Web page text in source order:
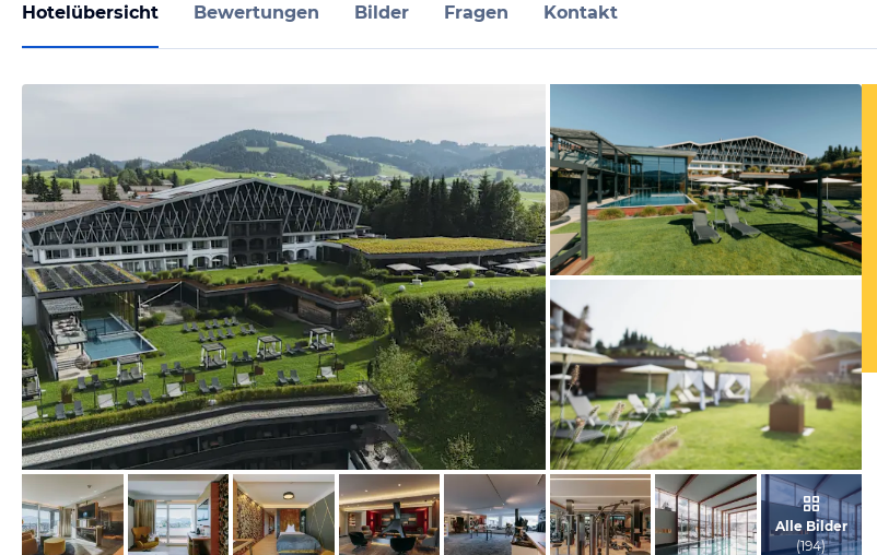
Hotelübersicht Bewertungen Bilder Fragen Kontakt
vom Hotelier, März 2025
vom Hotelier, April 2022
vom Hotelier, Februar 2018
Alle Bilder
(194)